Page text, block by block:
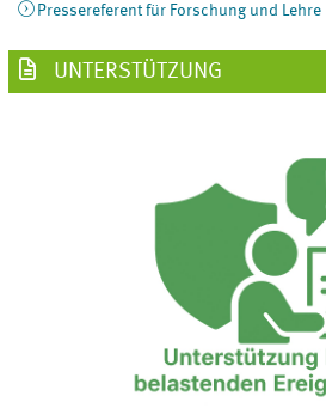
Pressereferent für Forschung und Lehre
UNTERSTÜTZUNG